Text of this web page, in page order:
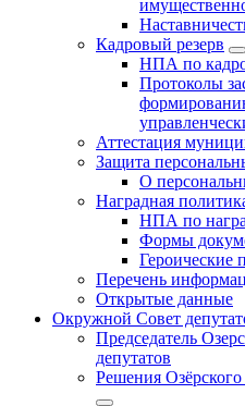
Кадровый резерв
НПА по
Протоколы
Аттестация
Защита
О
Наградная
НПА по
Формы
Героические
Перечень
Открытые данные
Окружной Совет
Председатель
депутатов
Решения